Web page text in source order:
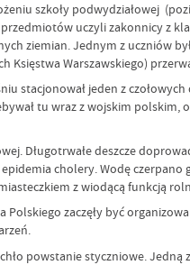
szkoły podwydziałowej
uczyli zakonnicy z
ziemian. Jednym z uczniów
Księstwa Warszawskiego)
stacjonował jeden z
tu wraz z wojskim polskim,
Długotrwałe deszcze
epidemia cholery. Wodę
z wiodącą funkcją
Polskiego zaczęły być
powstanie styczniowe.